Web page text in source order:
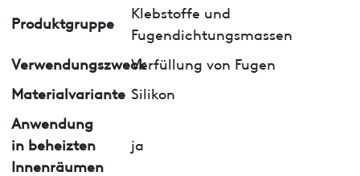
Produktgruppe
Klebstoffe und
Fugendichtungsmassen
VerwendungszweckVerfüllung von Fugen
Materialvariante Silikon
Anwendung
in beheizten
Innenräumen
ja